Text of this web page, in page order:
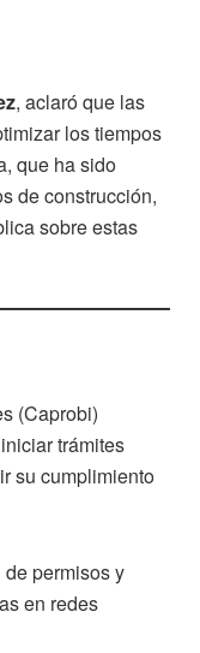
, aclaró que las
los tiempos
que ha sido
de construcción,
sobre estas
(Caprobi)
trámites
su cumplimiento
permisos y
en redes